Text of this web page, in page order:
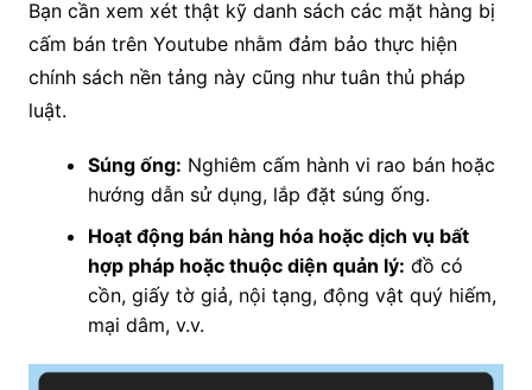
Bạn cần xem xét thật kỹ danh sách các mặt hàng bị
cấm bán trên Youtube nhằm đảm bảo thực hiện
chính sách nền tảng này cũng như tuân thủ pháp
luật.
Súng ống: Nghiêm cấm hành vi rao bán hoặc
hướng dẫn sử dụng, lắp đặt súng ống.
Hoạt động bán hàng hóa hoặc dịch vụ bất
hợp pháp hoặc thuộc diện quản lý: đồ có
cồn, giấy tờ giả, nội tạng, động vật quý hiếm,
mại dâm, v.v.